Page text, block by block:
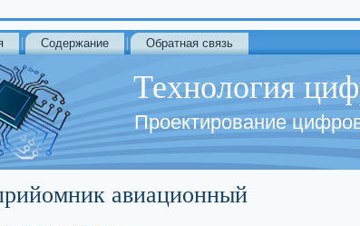
Содержание Обратная связь
Технология
Проектирование
авиационный